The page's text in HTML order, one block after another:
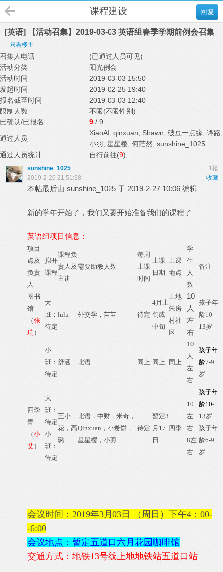
回复
课程建设
[英语] 【活动召集】2019-03-03 英语组春季学期前例会召集
只看楼主
召集人电话
(已通过人员可见)
活动分类
阳光例会
活动时间
2019-03-03 15:50
发起时间
2019-02-25 19:40
报名截至时间
2019-03-03 12:40
限制人数
不限(不限性别)
已确认/已报名
9 / 9
通过人员
XiaoAI qinxuan Shawn 破豆一点缘 谭路
小羽
星星樱 何茫然 sunshine_1025
通过人员统计
自行前往(9);
1楼
sunshine_1025
收藏
2019-2-26 21:51:38
本帖最后由 sunshine_1025 于 2019-2-27 10:06 编辑
新的学年开始了，我们又要开始准备我们的课程了
英语组项目信息：
项目
点及
负责
人
拟开
课程
课程负
责人及
主讲
需要助教人数
每周
上课
时间
上课
日期
上课
地点
学
生
人
数
备注
图书
馆
（张
瑞）
大
班：
待定
lulu 外交学，苗苗 待定
4月上
旬或
中旬
上地
朱房
村社
区
10
人
左
右
孩子年
龄10-
13岁
小
班：
待定
舒涵 北语 同上 同上 同上
10
人
左
右
孩子年
龄7-9
岁
四季
青
（小
艾）
大
班：
待定
小
班：
待定
王小
花，高
璐
北语，中财，米奇，
Qinxuan，小卷饼，
星星樱，小羽
待定
暂定3
月17
日
四季
10
左
右
8左
右
孩子年
龄10-
13岁
孩子年
龄6-9
岁
会议时间：2019年3月03日 （周日）下午4：00-
-6:00
会议地点：暂定五道口六月花园咖啡馆
交通方式：地铁13号线上地地铁站五道口站